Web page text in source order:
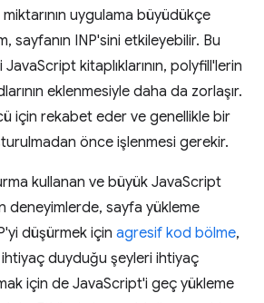
uygulama büyüdükçe
sayfanın INP'sini etkileyebilir. Bu
kitaplıklarının, polyfill'lerin
eklenmesiyle daha da zorlaşır.
için rekabet eder ve genellikle bir
önce işlenmesi gerekir.
kullanan ve büyük JavaScript
deneyimlerde, sayfa yükleme
düşürmek için agresif kod bölme,
ihtiyaç duyduğu şeyleri ihtiyaç
için de JavaScript'i geç yükleme